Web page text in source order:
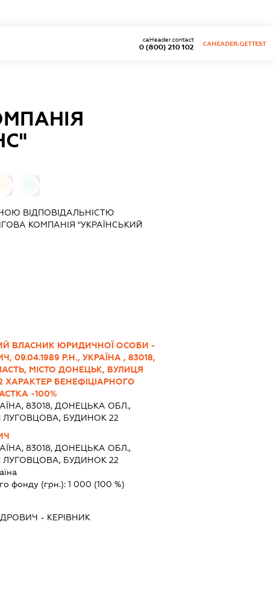
0 (800) 210 102
caHeader.contact
CAHEADER.GETTEST
ВІДПОВІДАЛЬНІСТЮ
КОМПАНІЯ "УКРАЇНСЬКИЙ
ВЛАСНИК ЮРИДИЧНОЇ ОСОБИ -
09.04.1989 Р.Н., УКРАЇНА , 83018,
МІСТО ДОНЕЦЬК, ВУЛИЦЯ
БЕНЕФІЦІАРНОГО
-100%
83018, ДОНЕЦЬКА ОБЛ.,
БУДИНОК 22
83018, ДОНЕЦЬКА ОБЛ.,
БУДИНОК 22
фонду (грн.): 1 000 (100 %)
- КЕРІВНИК